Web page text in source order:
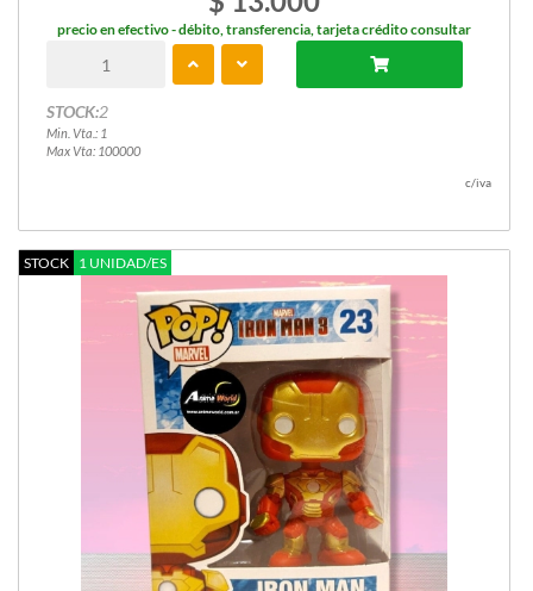
precio en efectivo - débito, transferencia, tarjeta crédito consultar
STOCK:2
Min. Vta.: 1
Max Vta: 100000
c/iva
STOCK 1 UNIDAD/ES